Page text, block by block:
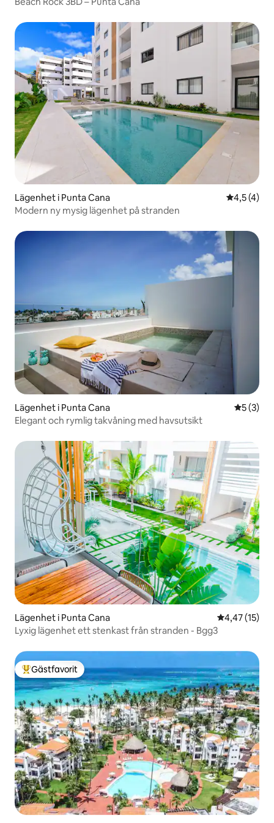
Lägenhet i Punta Cana 4,5 av 5 i
4,5 (4)
Modern ny mysig lägenhet på stranden
Lägenhet i Punta Cana 5 av 5 i
5 (3)
Elegant och rymlig takvåning med havsutsikt
Lägenhet i Punta Cana 4,47 av 5 i
4,47 (15)
Lyxig lägenhet ett stenkast från stranden - Bgg3
Populär gästfavorit
Gästfavorit